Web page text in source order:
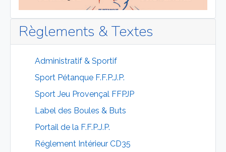
Règlements & Textes
Administratif & Sportif
Sport Pétanque F.F.P.J.P.
Sport Jeu Provençal FFPJP
Label des Boules & Buts
Portail de la F.F.P.J.P.
Réglement Intérieur CD35